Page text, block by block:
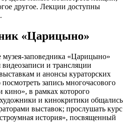
другое. Лекции доступны
«Царицыно»
заповедника «Царицыно»
видеозаписи и трансляции
и анонсы кураторских
запись многочасового
кино», в рамках которого
и кинокритики общались
выставок; прослушать курс
история», посвященный